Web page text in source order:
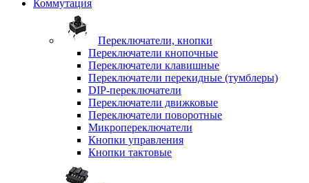
Коммутация
Переключатели, кнопки
Переключатели кнопочные
Переключатели клавишные
Переключатели перекидные (тумблеры)
DIP-переключатели
Переключатели движковые
Переключатели поворотные
Микропереключатели
Кнопки управления
Кнопки тактовые